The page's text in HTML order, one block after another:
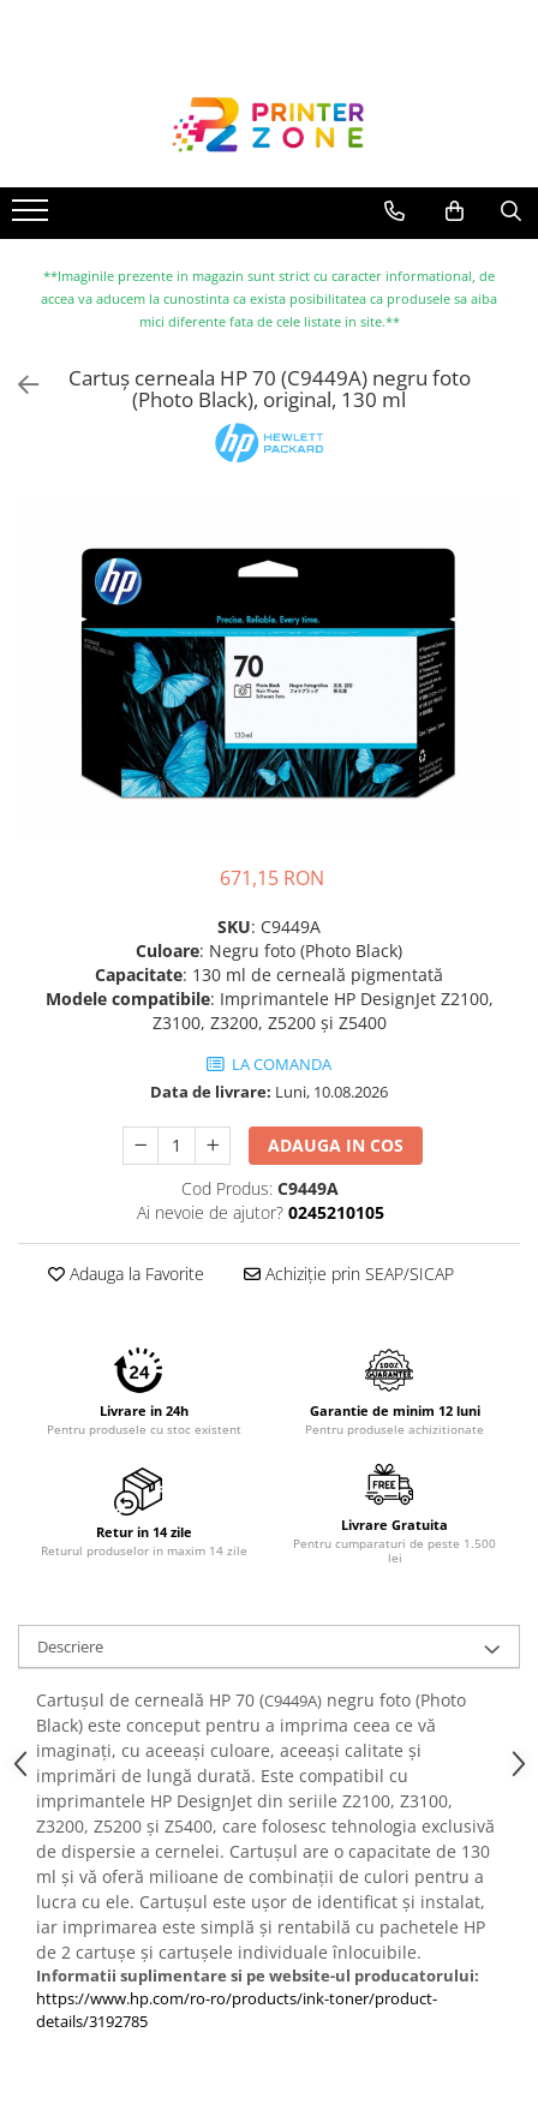
Imprimante cu jet
Multifunctionale laser
Multifunctionale cu jet
Imprimante etichete
Scanere
Consumabile imprimanta
Capete imprimare
Cartuse inkjet si cerneala
Consumabile imprimanta
Tonere compatibile
Cartuse compatibile
Drum unit compatibile
Accesorii imprimante 3D
Filament imprimanta 3D
Laptopuri gaming
Laptop-uri 2 in 1
Accesorii laptop
Mini PC AI
Accesorii Printing
Desktop PC
PC Gaming
Workstation
All-in-One PC
Mini PC
Monitoare
Monitoare LED
Accesorii monitoare
Componente
Placi video
Procesoare
Placi de baza
Memorii RAM
**Imaginile prezente in magazin sunt strict cu caracter informational, de
accea va aducem la cunostinta ca exista posibilitatea ca produsele sa aiba
mici diferente fata de cele listate in site.**
Cartuș cerneala HP 70 (C9449A) negru foto
(Photo Black), original, 130 ml
671,15 RON
SKU: C9449A
Culoare: Negru foto (Photo Black)
Capacitate: 130 ml de cerneală pigmentată
Modele compatibile: Imprimantele HP DesignJet Z2100,
Z3100, Z3200, Z5200 și Z5400
LA COMANDA
Data de livrare: Luni, 10.08.2026
ADAUGA IN COS
Cod Produs: C9449A
Ai nevoie de ajutor? 0245210105
Adauga la Favorite Achiziție prin SEAP/SICAP
Livrare in 24h
Pentru produsele cu stoc existent
Garantie de minim 12 luni
Pentru produsele achizitionate
Retur in 14 zile
Returul produselor in maxim 14 zile
Livrare Gratuita
Pentru cumparaturi de peste 1.500
lei
Descriere
Cartușul de cerneală HP 70 (C9449A) negru foto (Photo
Black) este conceput pentru a imprima ceea ce vă
imaginați, cu aceeași culoare, aceeași calitate și
imprimări de lungă durată. Este compatibil cu
imprimantele HP DesignJet din seriile Z2100, Z3100,
Z3200, Z5200 și Z5400, care folosesc tehnologia exclusivă
de dispersie a cernelei. Cartușul are o capacitate de 130
ml și vă oferă milioane de combinații de culori pentru a
lucra cu ele. Cartușul este ușor de identificat și instalat,
iar imprimarea este simplă și rentabilă cu pachetele HP
de 2 cartușe și cartușele individuale înlocuibile.
Informatii suplimentare si pe website-ul producatorului:
https://www.hp.com/ro-ro/products/ink-toner/product-
details/3192785